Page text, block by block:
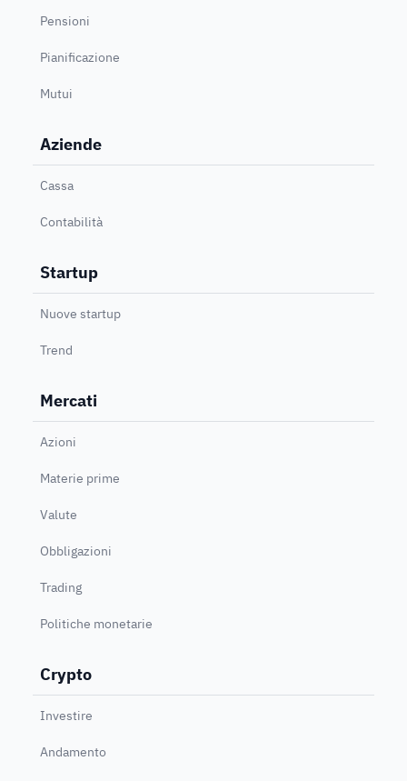
Pensioni
Pianificazione
Mutui
Aziende
Cassa
Contabilità
Startup
Nuove startup
Trend
Mercati
Azioni
Materie prime
Valute
Obbligazioni
Trading
Politiche monetarie
Crypto
Investire
Andamento